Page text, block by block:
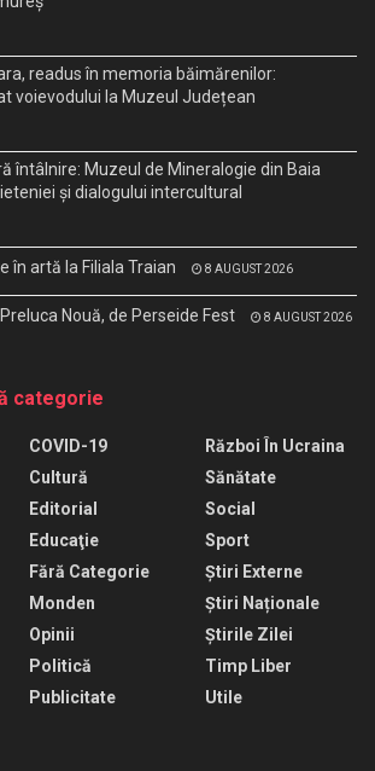
readus în memoria băimărenilor:
voievodului la Muzeul Județean
întâlnire: Muzeul de Mineralogie din Baia
și dialogului intercultural
în artă la Filiala Traian 8 AUGUST 2026
Nouă, de Perseide Fest 8 AUGUST 2026
categorie
COVID-19
Cultură
Editorial
Educaţie
Fără Categorie
Monden
Opinii
Politică
Publicitate
Război În Ucraina
Sănătate
Social
Sport
Știri Externe
Știri Naționale
Știrile Zilei
Timp Liber
Utile